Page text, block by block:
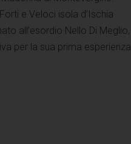
e Veloci isola d’Ischia
all’esordio Nello Di Meglio,
per la sua prima esperienza